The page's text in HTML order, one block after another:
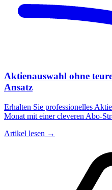
Aktienauswahl ohne
Ansatz
Erhalten Sie professionelles
Monat mit einer cleveren Abo-
Artikel lesen →